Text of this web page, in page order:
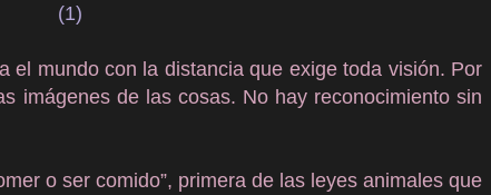
(1)
el mundo con la distancia que exige toda visión. Por
imágenes de las cosas. No hay reconocimiento sin
o ser comido”, primera de las leyes animales que